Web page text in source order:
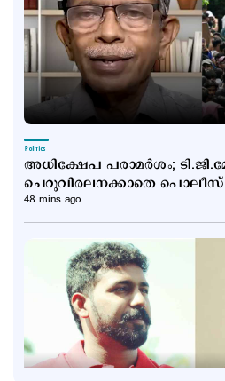
Politics
അധിക്ഷേപ പരാമര്‍ശം;
ചെറുവിരലനക്കാതെ പൊലീസ്
48 mins ago